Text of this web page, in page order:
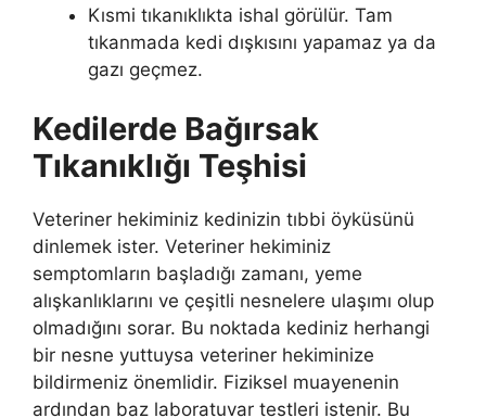
Kısmi tıkanıklıkta ishal görülür. Tam
tıkanmada kedi dışkısını yapamaz ya da
gazı geçmez.
Kedilerde Bağırsak
Tıkanıklığı Teşhisi
Veteriner hekiminiz kedinizin tıbbi öyküsünü
dinlemek ister. Veteriner hekiminiz
semptomların başladığı zamanı, yeme
alışkanlıklarını ve çeşitli nesnelere ulaşımı olup
olmadığını sorar. Bu noktada kediniz herhangi
bir nesne yuttuysa veteriner hekiminize
bildirmeniz önemlidir. Fiziksel muayenenin
ardından baz laboratuvar testleri istenir. Bu